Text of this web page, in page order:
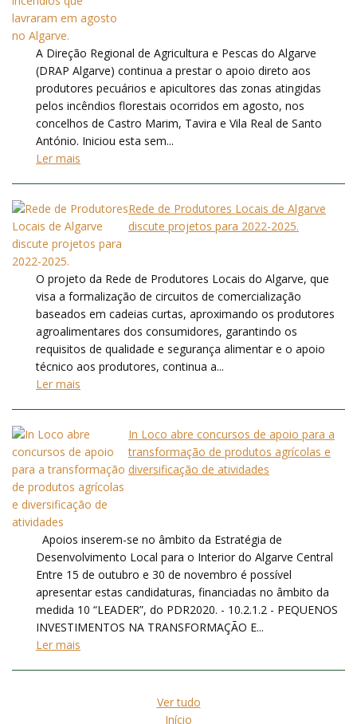
A Direção Regional de Agricultura e Pescas do Algarve
(DRAP Algarve) continua a prestar o apoio direto aos
produtores pecuários e apicultores das zonas atingidas
pelos incêndios florestais ocorridos em agosto, nos
concelhos de Castro Marim, Tavira e Vila Real de Santo
António. Iniciou esta sem...
Ler mais
Rede de Produtores Locais de Algarve
discute projetos para 2022-2025.
O projeto da Rede de Produtores Locais do Algarve, que
visa a formalização de circuitos de comercialização
baseados em cadeias curtas, aproximando os produtores
agroalimentares dos consumidores, garantindo os
requisitos de qualidade e segurança alimentar e o apoio
técnico aos produtores, continua a...
Ler mais
In Loco abre concursos de apoio para a
transformação de produtos agrícolas e
diversificação de atividades
Apoios inserem-se no âmbito da Estratégia de
Desenvolvimento Local para o Interior do Algarve Central
Entre 15 de outubro e 30 de novembro é possível
apresentar estas candidaturas, financiadas no âmbito da
medida 10 “LEADER”, do PDR2020. - 10.2.1.2 - PEQUENOS
INVESTIMENTOS NA TRANSFORMAÇÃO E...
Ler mais
Ver tudo
Início